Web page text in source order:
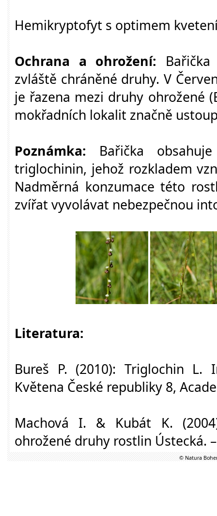
Hemikryptofyt s optimem
Ochrana a ohrožení:
zvláště chráněné druhy. V
je řazena mezi druhy ohrožené
mokřadních lokalit značně
Poznámka: Bařička
triglochinin, jehož rozkladem
Nadměrná konzumace této
zvířat vyvolávat nebezpečnou
Literatura:
Bureš P. (2010): Triglochin L.
Květena České republiky 8,
Machová I. & Kubát K.
ohrožené druhy rostlin Ústecká.
© Natura